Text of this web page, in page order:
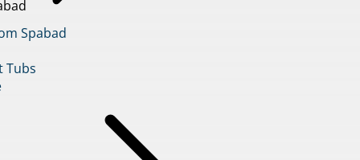
Spabad
Tubs